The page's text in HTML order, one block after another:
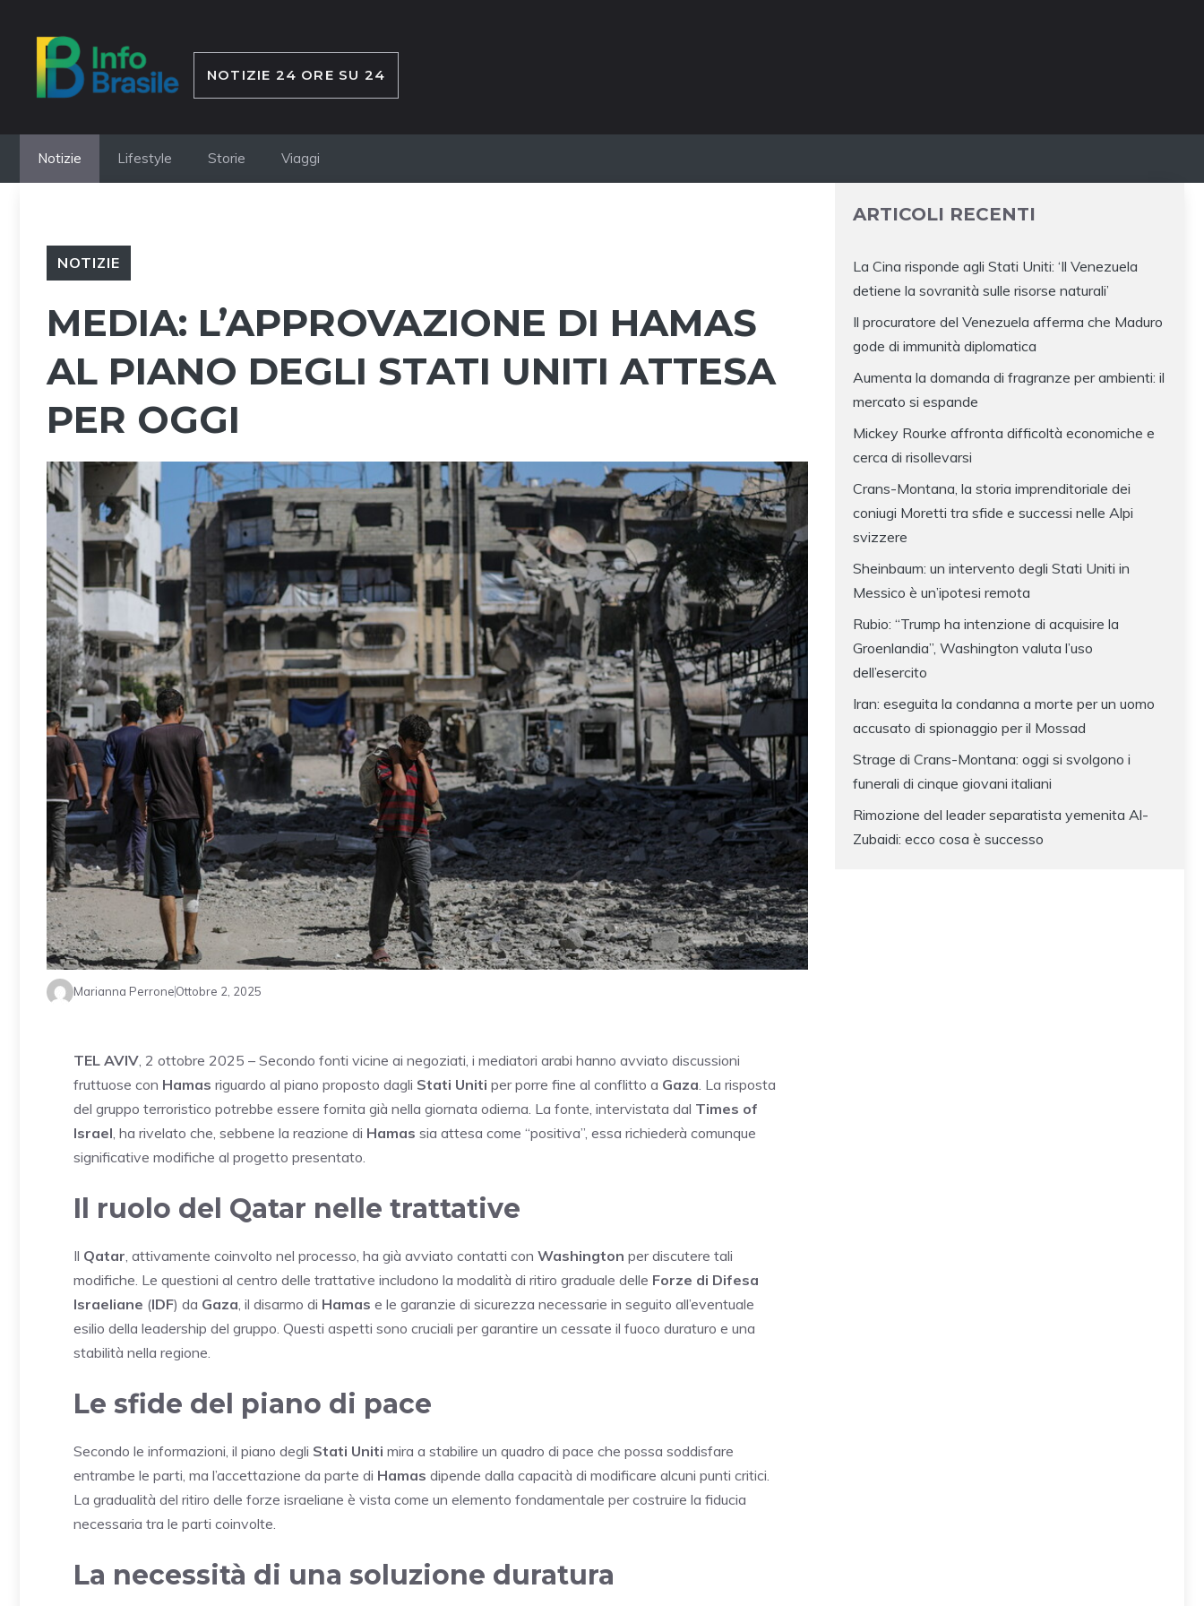
contenuto
NOTIZIE 24 ORE SU 24
Notizie Lifestyle Storie Viaggi
NOTIZIE
MEDIA: L’APPROVAZIONE DI HAMAS
AL PIANO DEGLI STATI UNITI ATTESA
PER OGGI
Marianna PerroneOttobre 2, 2025
TEL AVIV , 2 ottobre 2025 – Secondo fonti vicine ai negoziati, i mediatori arabi hanno avviato discussioni
fruttuose con Hamas riguardo al piano proposto dagli Stati Uniti per porre fine al conflitto a Gaza . La risposta
del gruppo terroristico potrebbe essere fornita già nella giornata odierna. La fonte, intervistata dal Times of
Israel , ha rivelato che, sebbene la reazione di Hamas sia attesa come “positiva”, essa richiederà comunque
significative modifiche al progetto presentato.
Il ruolo del Qatar nelle trattative
Il Qatar , attivamente coinvolto nel processo, ha già avviato contatti con Washington per discutere tali
modifiche. Le questioni al centro delle trattative includono la modalità di ritiro graduale delle Forze di Difesa
Israeliane (IDF) da Gaza , il disarmo di Hamas e le garanzie di sicurezza necessarie in seguito all’eventuale
esilio della leadership del gruppo. Questi aspetti sono cruciali per garantire un cessate il fuoco duraturo e una
stabilità nella regione.
Le sfide del piano di pace
Secondo le informazioni, il piano degli Stati Uniti mira a stabilire un quadro di pace che possa soddisfare
entrambe le parti, ma l’accettazione da parte di Hamas dipende dalla capacità di modificare alcuni punti critici.
La gradualità del ritiro delle forze israeliane è vista come un elemento fondamentale per costruire la fiducia
necessaria tra le parti coinvolte.
La necessità di una soluzione duratura
ARTICOLI RECENTI
La Cina risponde agli Stati Uniti: ‘Il Venezuela
detiene la sovranità sulle risorse naturali’
Il procuratore del Venezuela afferma che Maduro
gode di immunità diplomatica
Aumenta la domanda di fragranze per ambienti: il
mercato si espande
Mickey Rourke affronta difficoltà economiche e
cerca di risollevarsi
Crans-Montana, la storia imprenditoriale dei
coniugi Moretti tra sfide e successi nelle Alpi
svizzere
Sheinbaum: un intervento degli Stati Uniti in
Messico è un’ipotesi remota
Rubio: “Trump ha intenzione di acquisire la
Groenlandia”, Washington valuta l’uso
dell’esercito
Iran: eseguita la condanna a morte per un uomo
accusato di spionaggio per il Mossad
Strage di Crans-Montana: oggi si svolgono i
funerali di cinque giovani italiani
Rimozione del leader separatista yemenita Al-
Zubaidi: ecco cosa è successo